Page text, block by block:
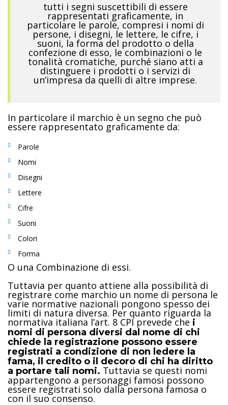
tutti i segni suscettibili di essere
rappresentati graficamente, in
particolare le parole, compresi i nomi di
persone, i disegni, le lettere, le cifre, i
suoni, la forma del prodotto o della
confezione di esso, le combinazioni o le
tonalità cromatiche, purché siano atti a
distinguere i prodotti o i servizi di
un’impresa da quelli di altre imprese.
In particolare il marchio è un segno che può
essere rappresentato graficamente da:
Parole
Nomi
Disegni
Lettere
Cifre
Suoni
Colori
Forma
O una Combinazione di essi.
Tuttavia per quanto attiene alla possibilità di
registrare come marchio un nome di persona le
varie normative nazionali pongono spesso dei
limiti di natura diversa. Per quanto riguarda la
normativa italiana l’art. 8 CPI prevede che i
nomi di persona diversi dal nome di chi
chiede la registrazione possono essere
registrati a condizione di non ledere la
fama, il credito o il decoro di chi ha diritto
a portare tali nomi. Tuttavia se questi nomi
appartengono a personaggi famosi possono
essere registrati solo dalla persona famosa o
con il suo consenso.